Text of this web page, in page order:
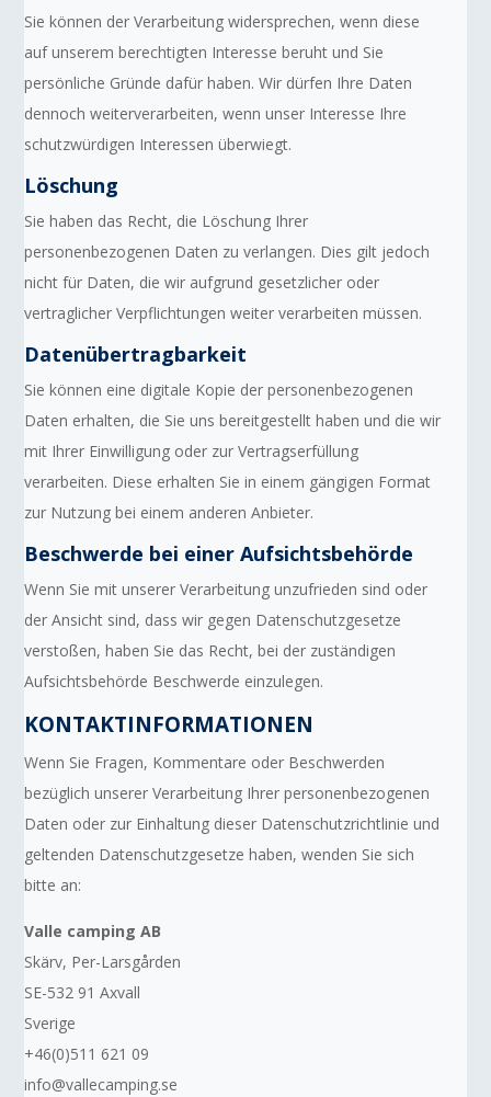
Sie können der Verarbeitung widersprechen, wenn diese
auf unserem berechtigten Interesse beruht und Sie
persönliche Gründe dafür haben. Wir dürfen Ihre Daten
dennoch weiterverarbeiten, wenn unser Interesse Ihre
schutzwürdigen Interessen überwiegt.
Löschung
Sie haben das Recht, die Löschung Ihrer
personenbezogenen Daten zu verlangen. Dies gilt jedoch
nicht für Daten, die wir aufgrund gesetzlicher oder
vertraglicher Verpflichtungen weiter verarbeiten müssen.
Datenübertragbarkeit
Sie können eine digitale Kopie der personenbezogenen
Daten erhalten, die Sie uns bereitgestellt haben und die wir
mit Ihrer Einwilligung oder zur Vertragserfüllung
verarbeiten. Diese erhalten Sie in einem gängigen Format
zur Nutzung bei einem anderen Anbieter.
Beschwerde bei einer Aufsichtsbehörde
Wenn Sie mit unserer Verarbeitung unzufrieden sind oder
der Ansicht sind, dass wir gegen Datenschutzgesetze
verstoßen, haben Sie das Recht, bei der zuständigen
Aufsichtsbehörde Beschwerde einzulegen.
KONTAKTINFORMATIONEN
Wenn Sie Fragen, Kommentare oder Beschwerden
bezüglich unserer Verarbeitung Ihrer personenbezogenen
Daten oder zur Einhaltung dieser Datenschutzrichtlinie und
geltenden Datenschutzgesetze haben, wenden Sie sich
bitte an:
Valle camping AB
Skärv, Per-Larsgården
SE-532 91 Axvall
Sverige
+46(0)511 621 09
info@vallecamping.se